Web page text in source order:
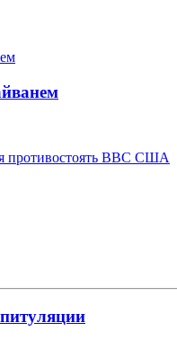
противостоять ВВС США